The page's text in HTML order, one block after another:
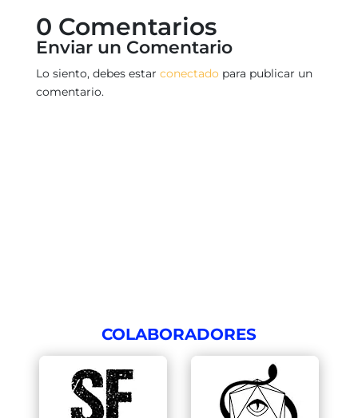
0 Comentarios
Enviar un Comentario
Lo siento, debes estar conectado para publicar un
comentario.
COLABORADORES